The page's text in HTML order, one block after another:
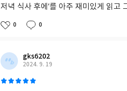
저녁 식사 후에’를 아주 재미있게 읽고
0 0
gks6202
2024. 9. 19